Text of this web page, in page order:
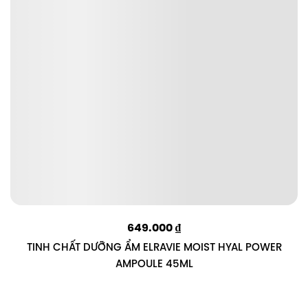
649.000₫
TINH CHẤT DƯỠNG ẨM ELRAVIE MOIST HYAL POWER
AMPOULE 45ML